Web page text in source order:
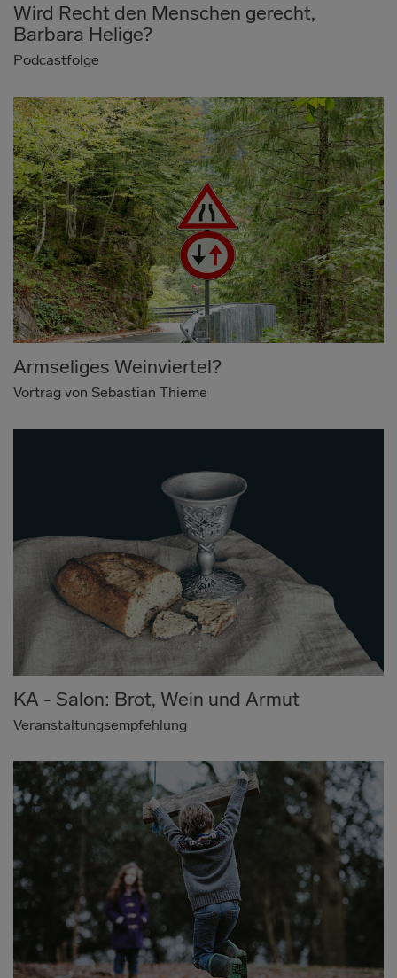
Wird Recht den Menschen gerecht,
Barbara Helige?
Podcastfolge
Armseliges Weinviertel?
Vortrag von Sebastian Thieme
KA - Salon: Brot, Wein und Armut
Veranstaltungsempfehlung